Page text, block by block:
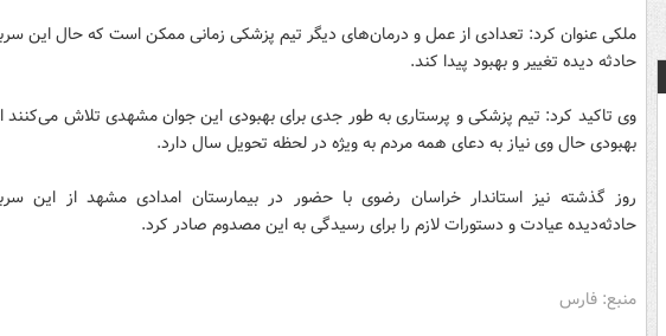
ملکی عنوان کرد: تعدادی از عمل و درمان‌های دیگر تیم پزشکی زمانی ممکن است که حال این
حادثه دیده تغییر و بهبود پیدا کند.
وی تاکید کرد: تیم پزشکی و پرستاری به طور جدی برای بهبودی این جوان مشهدی تلاش می‌کنند
بهبودی حال وی نیاز به دعای همه مردم به ویژه در لحظه تحویل سال دارد.
روز گذشته نیز استاندار خراسان رضوی با حضور در بیمارستان امدادی مشهد از این
حادثه‌دیده عیادت و دستورات لازم را برای رسیدگی به این مصدوم صادر کرد.
منبع: فارس